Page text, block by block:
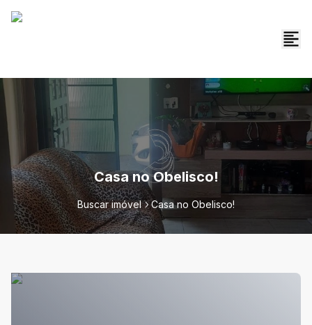
Casa no Obelisco!
Buscar imóvel Casa no Obelisco!